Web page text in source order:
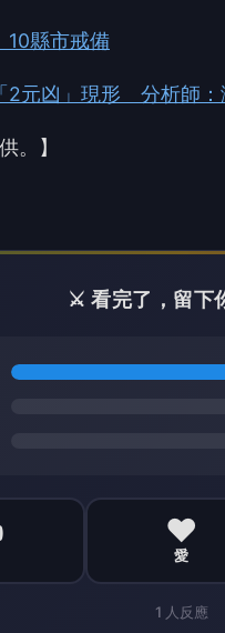
縣市戒備
2元凶」現形 分析師：
。】
⚔️ 看完了，留下
❤️
愛
1 人反應